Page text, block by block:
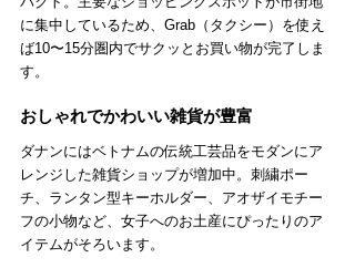
に集中しているため、 Grab（タクシー）を使え
ば10〜15分圏内でサクッとお買い物が完了しま
す。
おしゃれでかわいい雑貨が豊富
ダナンにはベトナムの伝統工芸品をモダンにア
レンジした雑貨ショップが増加中。刺繍ポー
チ、ランタン型キーホルダー、アオザイモチー
フの小物など、女子へのお土産にぴったりのア
イテムがそろいます。